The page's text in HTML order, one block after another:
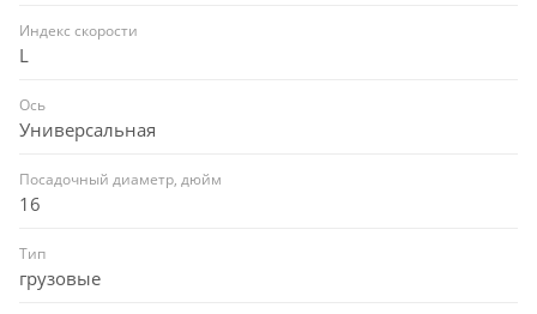
Индекс скорости
L
Ось
Универсальная
Посадочный диаметр, дюйм
16
Тип
грузовые